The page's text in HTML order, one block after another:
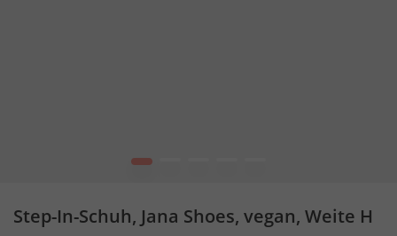
1
Step-In-Schuh, Jana Shoes, vegan, Weite H